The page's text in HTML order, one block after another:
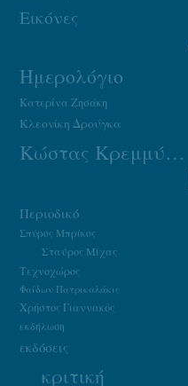
Εικόνες
Ημερολόγιο
Κατερίνα Ζησάκη
Κλεονίκη Δρούγκα
Κώστας Κρεμμύδας
Περιοδικό
Σπύρος Μπρίκος
Σταύρος Μίχας
Τεχνοχώρος
Φαίδων Πατρικαλάκις
Χρήστος Γιαννακός
εκδήλωση
εκδόσεις
κριτική